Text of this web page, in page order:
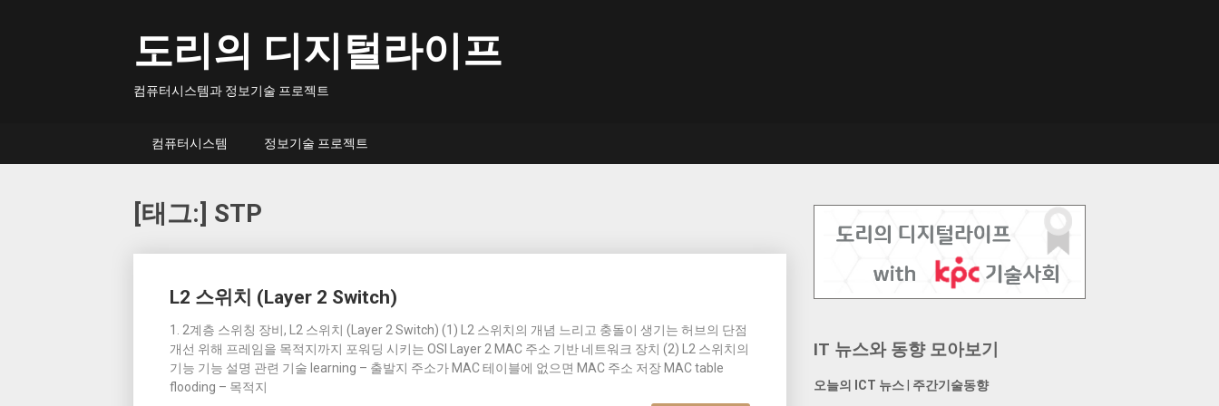
도리의 디지털라이프
컴퓨터시스템과 정보기술 프로젝트
컴퓨터시스템 정보기술 프로젝트
[태그:] STP
L2 스위치 (Layer 2 Switch)
1. 2계층 스위칭 장비, L2 스위치 (Layer 2 Switch) (1) L2 스위치의 개념 느리고 충돌이 생기는 허브의 단점
개선 위해 프레임을 목적지까지 포워딩 시키는 OSI Layer 2 MAC 주소 기반 네트워크 장치 (2) L2 스위치의
기능 기능 설명 관련 기술 learning – 출발지 주소가 MAC 테이블에 없으면 MAC 주소 저장 MAC table
flooding – 목적지
navigation
IT 뉴스와 동향 모아보기
오늘의 ICT 뉴스 주간기술동향